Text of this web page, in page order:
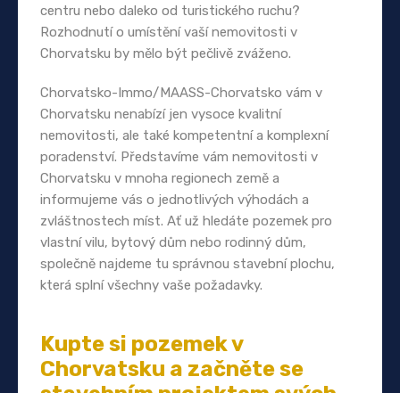
centru nebo daleko od turistického ruchu?
Rozhodnutí o umístění vaší nemovitosti v
Chorvatsku by mělo být pečlivě zváženo.
Chorvatsko-Immo/MAASS-Chorvatsko vám v
Chorvatsku nenabízí jen vysoce kvalitní
nemovitosti, ale také kompetentní a komplexní
poradenství. Představíme vám nemovitosti v
Chorvatsku v mnoha regionech země a
informujeme vás o jednotlivých výhodách a
zvláštnostech míst. Ať už hledáte pozemek pro
vlastní vilu, bytový dům nebo rodinný dům,
společně najdeme tu správnou stavební plochu,
která splní všechny vaše požadavky.
Kupte si pozemek v
Chorvatsku a začněte se